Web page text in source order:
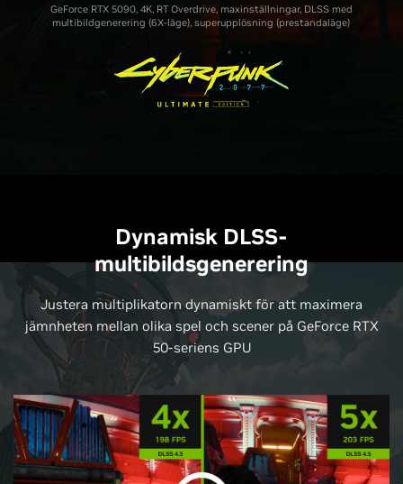
GeForce RTX 5090, 4K, RT Overdrive, maxinställningar, DLSS med
multibildgenerering (6X-läge), superupplösning (prestandaläge)
Dynamisk DLSS-
multibildsgenerering
Justera multiplikatorn dynamiskt för att maximera
jämnheten mellan olika spel och scener på GeForce RTX
50-seriens GPU